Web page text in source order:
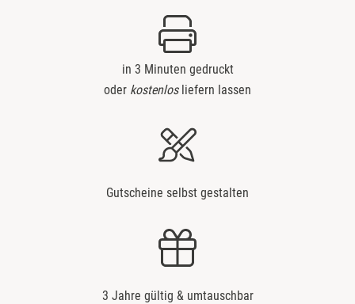
in 3 Minuten gedruckt
oder kostenlosliefern lassen
Gutscheine selbst gestalten
3 Jahre gültig & umtauschbar